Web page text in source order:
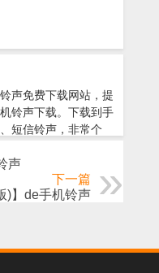
声免费下载网站，提
铃声下载。下载到手
短信铃声，非常个
声
下一篇
)】de手机铃声